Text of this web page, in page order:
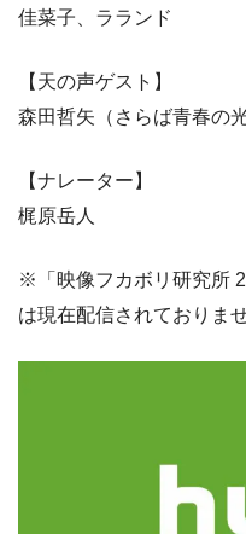
佳菜子、ラランド
【天の声ゲスト】
森田哲矢（さらば青春の光
【ナレーター】
梶原岳人
※「映像フカボリ研究所
は現在配信されておりませ